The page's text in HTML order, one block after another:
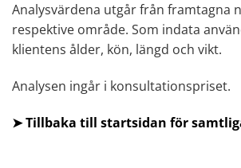
Analysvärdena utgår från framtagna
respektive område. Som indata
klientens ålder, kön, längd och vikt.
Analysen ingår i konsultationspriset.
➤Tillbaka till startsidan för